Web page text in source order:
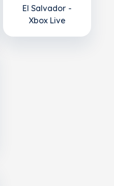
El Salvador -
Xbox Live